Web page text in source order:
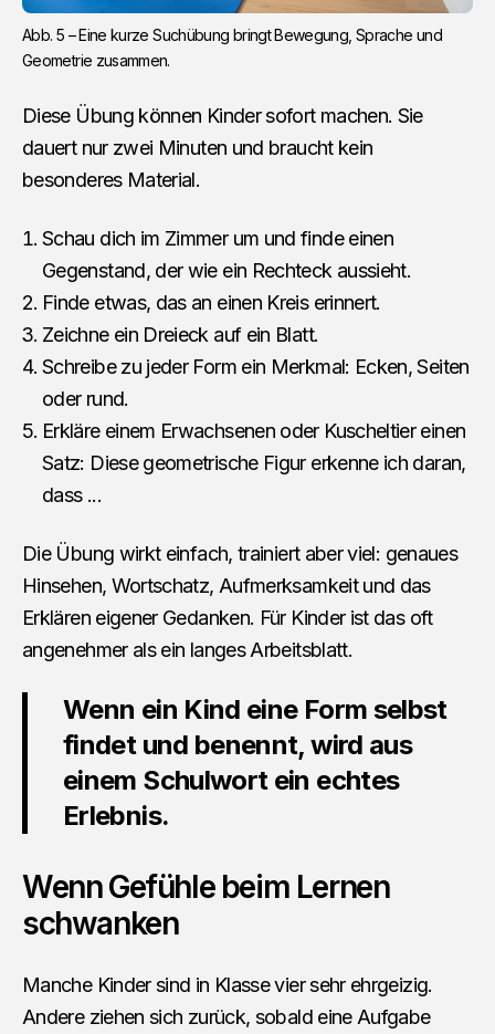
Abb. 5 – Eine kurze Suchübung bringt Bewegung, Sprache und
Geometrie zusammen.
Diese Übung können Kinder sofort machen. Sie
dauert nur zwei Minuten und braucht kein
besonderes Material.
Schau dich im Zimmer um und finde einen
Gegenstand, der wie ein Rechteck aussieht.
Finde etwas, das an einen Kreis erinnert.
Zeichne ein Dreieck auf ein Blatt.
Schreibe zu jeder Form ein Merkmal: Ecken, Seiten
oder rund.
Erkläre einem Erwachsenen oder Kuscheltier einen
Satz: Diese geometrische Figur erkenne ich daran,
dass ...
Die Übung wirkt einfach, trainiert aber viel: genaues
Hinsehen, Wortschatz, Aufmerksamkeit und das
Erklären eigener Gedanken. Für Kinder ist das oft
angenehmer als ein langes Arbeitsblatt.
Wenn ein Kind eine Form selbst
findet und benennt, wird aus
einem Schulwort ein echtes
Erlebnis.
Wenn Gefühle beim Lernen
schwanken
Manche Kinder sind in Klasse vier sehr ehrgeizig.
Andere ziehen sich zurück, sobald eine Aufgabe